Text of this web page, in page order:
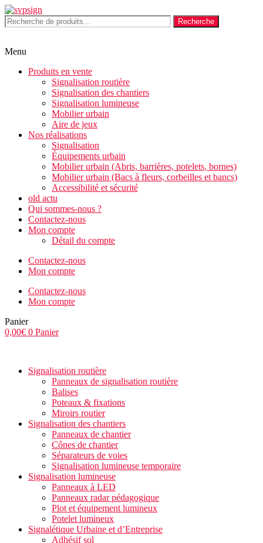
Aller
au
contenu
Recherche
pour :
Recherche
Menu
Produits en vente
Signalisation routière
Signalisation des chantiers
Signalisation lumineuse
Mobilier urbain
Aire de jeux
Nos réalisations
Signalisation
Équipements urbain
Mobilier urbain (Abris, barrières, potelets, bornes)
Mobilier urbain (Bacs à fleurs, corbeilles et bancs)
Accessibilité et sécurité
old actu
Qui sommes-nous ?
Contactez-nous
Mon compte
Détail du compte
Contactez-nous
Mon compte
Contactez-nous
Mon compte
Panier
0,00€ 0 Panier
Signalisation routière
Panneaux de signalisation routière
Balises
Poteaux & fixations
Miroirs routier
Signalisation des chantiers
Panneaux de chantier
Cônes de chantier
Séparateurs de voies
Signalisation lumineuse temporaire
Signalisation lumineuse
Panneaux à LED
Panneaux radar pédagogique
Plot et équipement lumineux
Potelet lumineux
Signalétique Urbaine et d’Entreprise
Adhésif sol